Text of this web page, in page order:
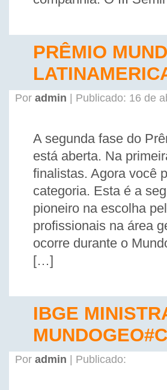
PRÊMIO
Por admin | Publicado: 16 de
A segunda fase do
está aberta. Na
finalistas. Agora você
categoria. Esta é a
pioneiro na escolha
profissionais na área
ocorre durante o
[…]
IBGE
Por admin | Publicado: